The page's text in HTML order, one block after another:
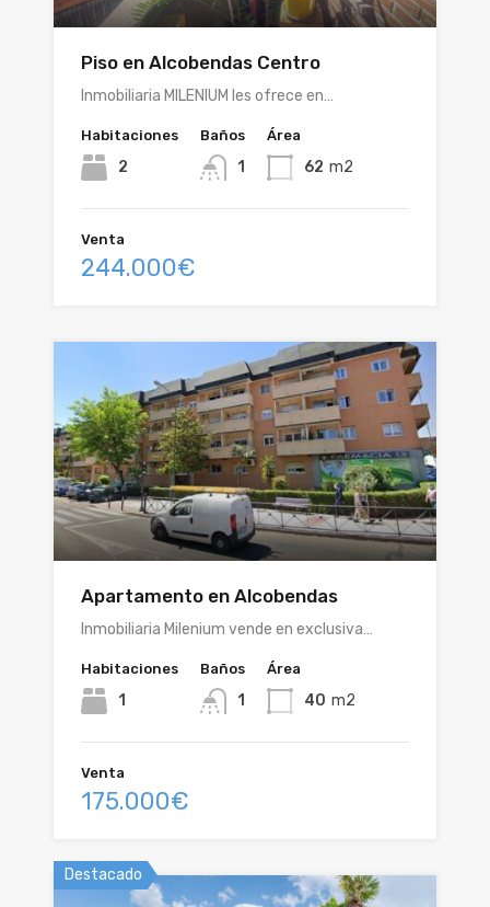
Piso en Alcobendas Centro
Inmobiliaria MILENIUM les ofrece en…
Habitaciones
2
Baños
1
Área
62 m2
Venta
244.000€
Apartamento en Alcobendas
Inmobiliaria Milenium vende en exclusiva…
Habitaciones
1
Baños
1
Área
40 m2
Venta
175.000€
Destacado